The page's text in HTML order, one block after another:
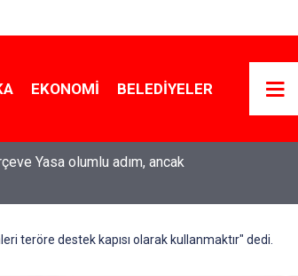
EKONOMI BELEDIYELER
Yasa olumlu adım, ancak
gazilerin yanına
işlerin içinde olmayız”
teröre destek kapısı olarak kullanmaktır" dedi.